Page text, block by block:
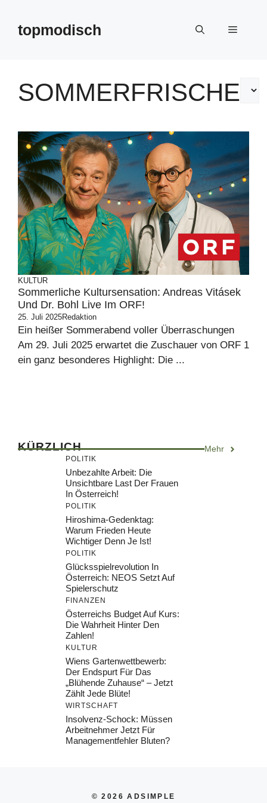
springentopmodisch Menü
SOMMERFRISCHE
KULTUR
Sommerliche Kultursensation: Andreas Vitásek
Und Dr. Bohl Live Im ORF!
25. Juli 2025Redaktion
Ein heißer Sommerabend voller Überraschungen
Am 29. Juli 2025 erwartet die Zuschauer von ORF 1
ein ganz besonderes Highlight: Die ...
KÜRZLICH Mehr
POLITIK
Unbezahlte Arbeit: Die
Unsichtbare Last Der Frauen
In Österreich!
POLITIK
Hiroshima-Gedenktag:
Warum Frieden Heute
Wichtiger Denn Je Ist!
POLITIK
Glücksspielrevolution In
Österreich: NEOS Setzt Auf
Spielerschutz
FINANZEN
Österreichs Budget Auf Kurs:
Die Wahrheit Hinter Den
Zahlen!
KULTUR
Wiens Gartenwettbewerb:
Der Endspurt Für Das
„Blühende Zuhause“ – Jetzt
Zählt Jede Blüte!
WIRTSCHAFT
Insolvenz-Schock: Müssen
Arbeitnehmer Jetzt Für
Managementfehler Bluten?
© 2026 ADSIMPLE